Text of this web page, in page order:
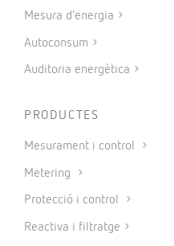
Mesura d’energia
Autoconsum
Auditoria energètica
PRODUCTES
Mesurament i control
Metering
Protecció i control
Reactiva i filtratge